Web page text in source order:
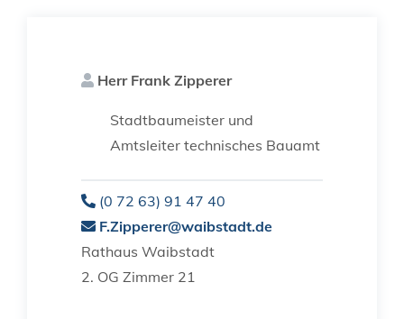
Herr Frank Zipperer
Stadtbaumeister und
Amtsleiter technisches Bauamt
(0 72 63) 91 47 40
F.Zipperer@waibstadt.de
Rathaus Waibstadt
2. OG Zimmer 21